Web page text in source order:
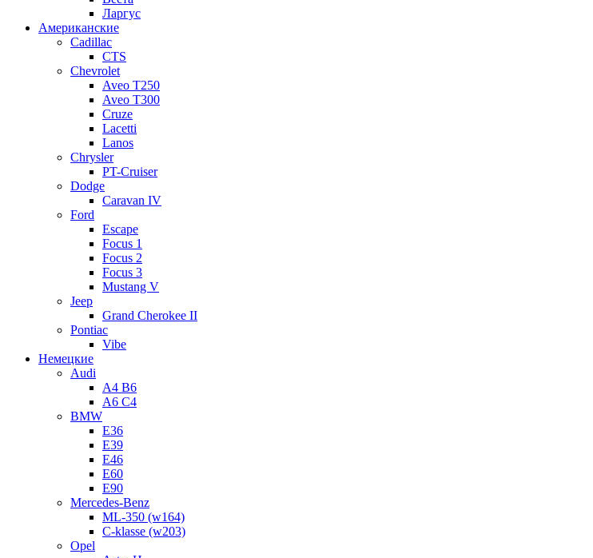
Ларгус
Американские
Cadillac
CTS
Chevrolet
Aveo Т250
Aveo T300
Cruze
Lacetti
Lanos
Chrysler
PT-Cruiser
Dodge
Caravan IV
Ford
Escape
Focus 1
Focus 2
Focus 3
Mustang V
Jeep
Grand Cherokee II
Pontiac
Vibe
Немецкие
Audi
A4 B6
A6 C4
BMW
E36
E39
E46
E60
E90
Mercedes-Benz
ML-350 (w164)
C-klasse (w203)
Opel